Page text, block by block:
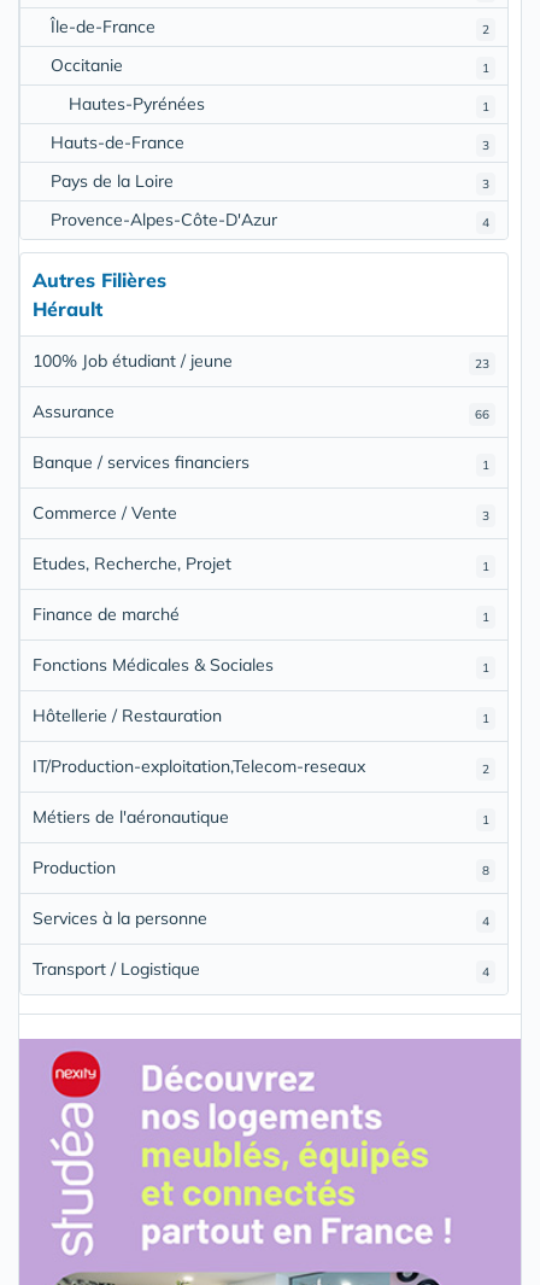
2
Île-de-France
1
Occitanie
1
Hautes-Pyrénées
3
Hauts-de-France
3
Pays de la Loire
4
Provence-Alpes-Côte-D'Azur
Autres Filières
Hérault
23
100% Job étudiant / jeune
66
Assurance
1
Banque / services financiers
3
Commerce / Vente
1
Etudes, Recherche, Projet
1
Finance de marché
1
Fonctions Médicales & Sociales
1
Hôtellerie / Restauration
2
IT/Production-exploitation,Telecom-reseaux
1
Métiers de l'aéronautique
8
Production
4
Services à la personne
4
Transport / Logistique